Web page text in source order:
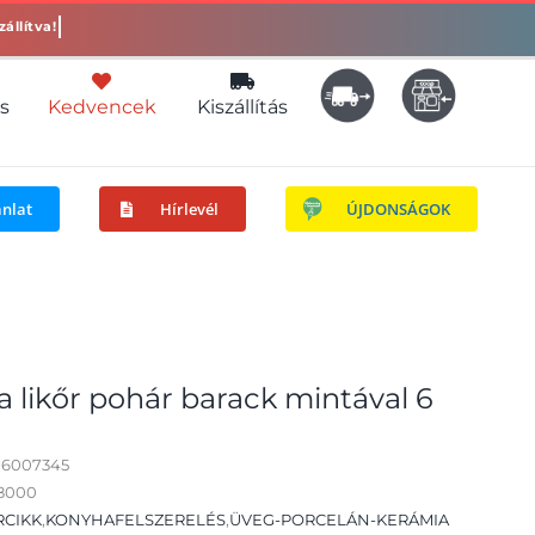
Kedvencek Kiszállítás
Hírlevél ÚJDONSÁGOK
likőr pohár barack mintával 6
,KONYHAFELSZERELÉS,ÜVEG-PORCELÁN-KERÁMIA